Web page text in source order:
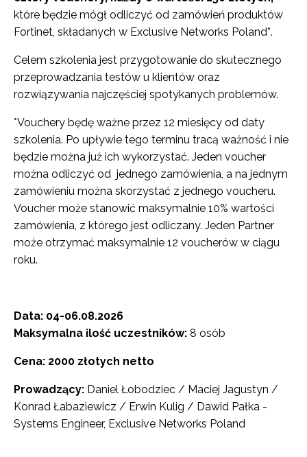
które będzie mógł odliczyć od zamówień produktów
Fortinet, składanych w Exclusive Networks Poland*.
Celem szkolenia jest przygotowanie do skutecznego
przeprowadzania testów u klientów oraz
rozwiązywania najczęściej spotykanych problemów.
*Vouchery będę ważne przez 12 miesięcy od daty
szkolenia. Po upływie tego terminu tracą ważność i nie
będzie można już ich wykorzystać. Jeden voucher
można odliczyć od jednego zamówienia, a na jednym
zamówieniu można skorzystać z jednego voucheru.
Voucher może stanowić maksymalnie 10% wartości
zamówienia, z którego jest odliczany. Jeden Partner
może otrzymać maksymalnie 12 voucherów w ciągu
roku.
Data: 04-06.08.2026
Maksymalna ilość uczestników: 8 osób
Cena: 2000 złotych netto
Prowadzący: Daniel Łobodziec / Maciej Jagustyn /
Konrad Łabaziewicz / Erwin Kulig / Dawid Pałka -
Systems Engineer, Exclusive Networks Poland